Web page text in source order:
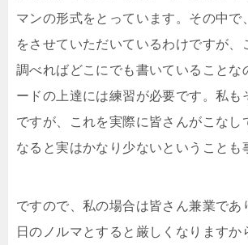
マンの形式をとっています。その中で
をさせていただいているわけですが、
調べればどこにでも書いていることな
ードの上達には練習が必要です。私も
ですが、これを実際に皆さんがこなし
なると実はかなり少ないということも
ですので、私の場合は皆さん兼業であ
日のノルマとすると厳しくなりますか